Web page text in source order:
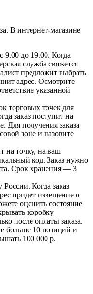
В интернет-магазине
9.00 до 19.00. Когда
служба свяжется
предложит выбрать
адрес. Осмотрите
указанной
торговых точек для
заказ поступит на
Для получения заказа
зоне и назовите
на точку, на ваш
код. Заказ нужно
Срок хранения — 3
России. Когда заказ
придет извещение о
оценить состояние
коробку
после оплаты заказа.
больше 10 позиций и
100 000 р.